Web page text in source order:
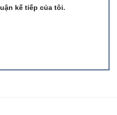
kế tiếp của tôi.